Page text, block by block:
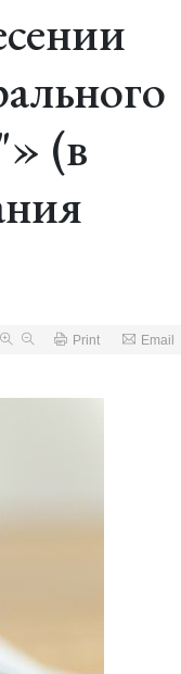
(в
Print Email